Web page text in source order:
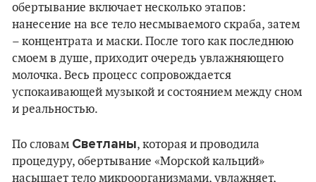
обертывание включает несколько этапов:
нанесение на все тело несмываемого скраба, затем
– концентрата и маски. После того как последнюю
смоем в душе, приходит очередь увлажняющего
молочка. Весь процесс сопровождается
успокаивающей музыкой и состоянием между сном
и реальностью.
По словам Светланы, которая и проводила
процедуру, обертывание «Морской кальций»
насыщает тело микроорганизмами, увлажняет,